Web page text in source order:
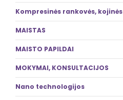
Kompresinės rankovės, kojinės
MAISTAS
MAISTO PAPILDAI
MOKYMAI, KONSULTACIJOS
Nano technologijos